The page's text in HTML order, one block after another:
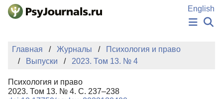
Перейти к основному содержанию
English
НОВОСТИ
ИЗДАНИЯ
ПОДАТЬ РУКОПИСЬ
БАЗА ЗНАНИЙ
Главная Журналы
Психология и право
Выпуски
2023. Том 13. № 4
Психология и право
2023. Том 13. № 4. С. 237–238